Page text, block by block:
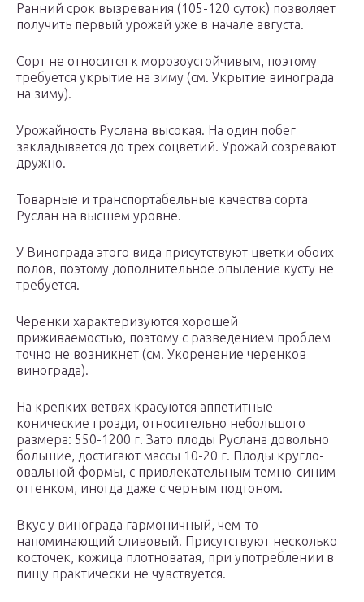
Ранний срок вызревания (105-120 суток) позволяет
получить первый урожай уже в начале августа.
Сорт не относится к морозоустойчивым, поэтому
требуется укрытие на зиму (см. Укрытие винограда
на зиму).
Урожайность Руслана высокая. На один побег
закладывается до трех соцветий. Урожай созревают
дружно.
Товарные и транспортабельные качества сорта
Руслан на высшем уровне.
У Винограда этого вида присутствуют цветки обоих
полов, поэтому дополнительное опыление кусту не
требуется.
Черенки характеризуются хорошей
приживаемостью, поэтому с разведением проблем
точно не возникнет (см. Укоренение черенков
винограда).
На крепких ветвях красуются аппетитные
конические грозди, относительно небольшого
размера: 550-1200 г. Зато плоды Руслана довольно
большие, достигают массы 10-20 г. Плоды кругло-
овальной формы, с привлекательным темно-синим
оттенком, иногда даже с черным подтоном.
Вкус у винограда гармоничный, чем-то
напоминающий сливовый. Присутствуют несколько
косточек, кожица плотноватая, при употреблении в
пищу практически не чувствуется.